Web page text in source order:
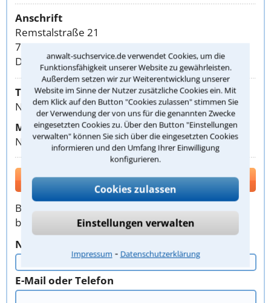
anwalt-suchservice.de verwendet Cookies, um die
Funktionsfähigkeit unserer Website zu gewährleisten.
Außerdem setzen wir zur Weiterentwicklung unserer
Website im Sinne der Nutzer zusätzliche Cookies ein. Mit
dem Klick auf den Button "Cookies zulassen" stimmen Sie
der Verwendung der von uns für die genannten Zwecke
eingesetzten Cookies zu. Über den Button "Einstellungen
verwalten" können Sie sich über die eingesetzten Cookies
informieren und den Umfang Ihrer Einwilligung
konfigurieren.
Cookies zulassen
Einstellungen verwalten
Impressum ⁃ Datenschutzerklärung
Anschrift
Remstalstraße 21
70374 Stuttgart
DEUTSCHLAND
Telefon:
Nummer anzeigen
Mobil:
Nummer anzeigen
Kontakt
Bitte verwenden Sie zur Kontaktaufnahme
bevorzugt dieses Formular. Vielen Dank!
Nachname, Vorname
E-Mail oder Telefon